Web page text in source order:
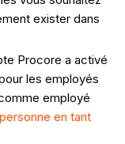
exister dans
Procore a activé
les employés
employé
en tant